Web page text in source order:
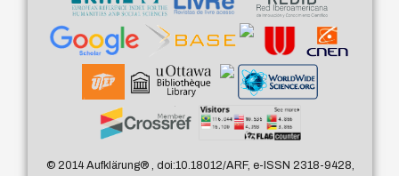
© 2014 Aufklärung®, doi:10.18012/ARF, e-ISSN 2318-9428,